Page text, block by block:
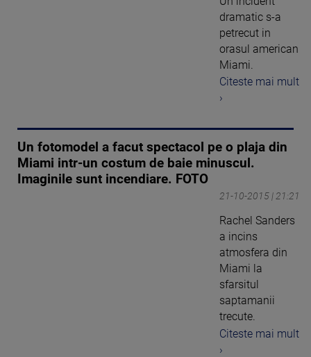
dramatic s-a
petrecut in
orasul american
Miami.
Citeste mai mult
›
Un fotomodel a facut spectacol pe o plaja din
Miami intr-un costum de baie minuscul.
Imaginile sunt incendiare. FOTO
21-10-2015 | 21:21
Rachel Sanders
a incins
atmosfera din
Miami la
sfarsitul
saptamanii
trecute.
Citeste mai mult
›